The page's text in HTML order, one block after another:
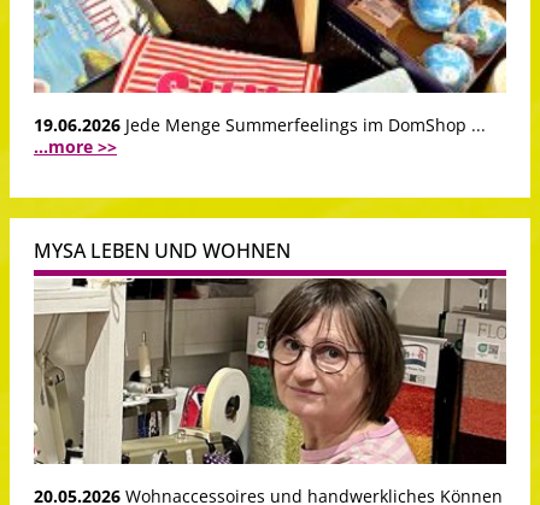
19.06.2026 Jede Menge Summerfeelings im DomShop ...
...more >>
MYSA LEBEN UND WOHNEN
20.05.2026 Wohnaccessoires und handwerkliches Können